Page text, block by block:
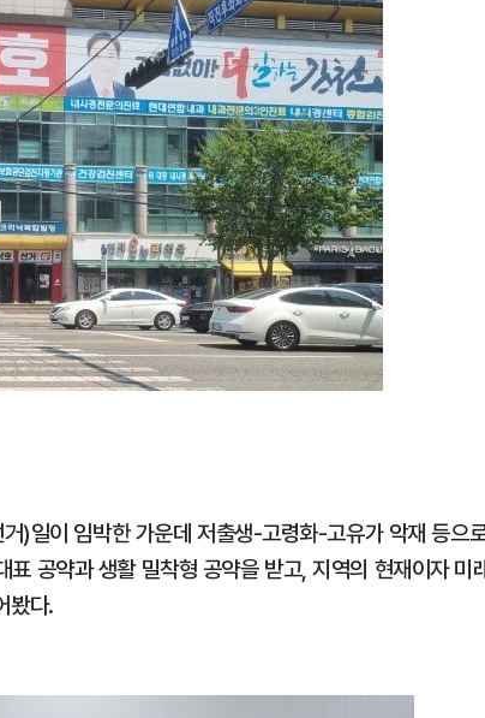
)일이 임박한 가운데 저출생-고령화-고유가 악재 등으
공약과 생활 밀착형 공약을 받고, 지역의 현재이자 미
봤다.